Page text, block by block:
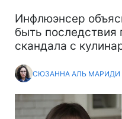
Инфлюэнсер
быть последствия
скандала с
СЮЗАННА АЛЬ МАРИДИ